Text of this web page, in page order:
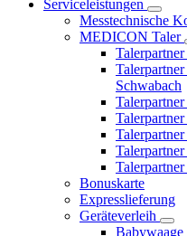
Serviceleistungen
Messtechnische
MEDICON Taler
Schwabach
Bonuskarte
Expresslieferung
Geräteverleih
Babywaage